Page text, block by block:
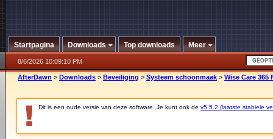
Startpagina Downloads Top downloads Meer
8/6/2026 10:09:10 PM
AfterDawn > Downloads > Beveiliging > Systeem schoonmaak > Wise Care 365
Dit is een oude versie van deze software. Je kunt ook de v5.5.2 (laatste stabiele